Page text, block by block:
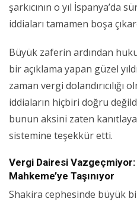
şarkıcının o yıl İspanya’da
iddiaları tamamen boşa
Büyük zaferin ardından
bir açıklama yapan güzel
zaman vergi dolandırıcılığı
iddiaların hiçbiri doğru
bunun aksini zaten
sistemine teşekkür etti.
Vergi Dairesi Vazgeçmiyor:
Mahkeme’ye Taşınıyor
Shakira cephesinde büyük